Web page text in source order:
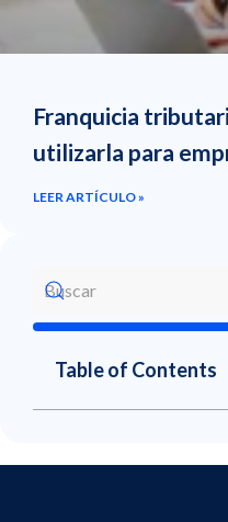
Franquicia
utilizarla para
LEER ARTÍCULO »
Table of Contents